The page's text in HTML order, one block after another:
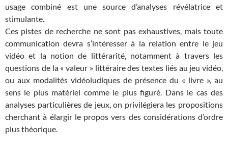
usage combiné est une source d’analyses révélatrice et
stimulante.
Ces pistes de recherche ne sont pas exhaustives, mais toute
communication devra s’intéresser à la relation entre le jeu
vidéo et la notion de littérarité, notamment à travers les
questions de la « valeur » littéraire des textes liés au jeu vidéo,
ou aux modalités vidéoludiques de présence du « livre », au
sens le plus matériel comme le plus figuré. Dans le cas des
analyses particulières de jeux, on privilégiera les propositions
cherchant à élargir le propos vers des considérations d’ordre
plus théorique.